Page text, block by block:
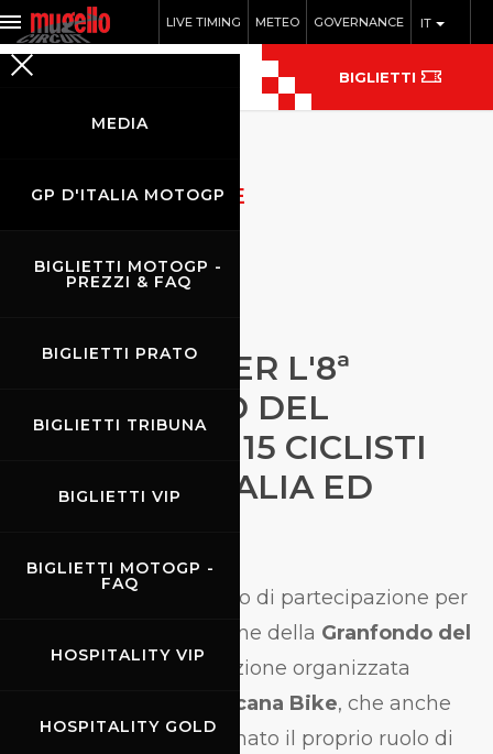
IT
LIVE TIMING METEO GOVERNANCE
MEDIA
GP D'ITALIA MOTOGP
BIGLIETTI MOTOGP -
PREZZI & FAQ
BIGLIETTI PRATO
BIGLIETTI TRIBUNA
BIGLIETTI VIP
BIGLIETTI MOTOGP -
FAQ
HOSPITALITY VIP
HOSPITALITY GOLD
BIGLIETTI
ARCHIVIO NOTIZIE
SUCCESSO PER L'8ª
GRANFONDO DEL
MUGELLO: 1.115 CICLISTI
DA TUTTA ITALIA ED
rande successo di partecipazione per
l'ottava edizione della Granfondo del
Mugello , la manifestazione organizzata
ASD Mugello Toscana Bike, che anche
quest'anno ha confermato il proprio ruolo di